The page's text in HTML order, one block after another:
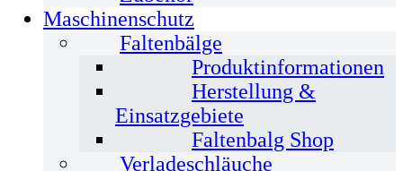
Maschinenschutz
Faltenbälge
Produktinformationen
Herstellung &
Einsatzgebiete
Faltenbalg Shop
Verladeschläuche